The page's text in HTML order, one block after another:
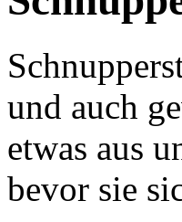
und auch
etwas aus
bevor sie